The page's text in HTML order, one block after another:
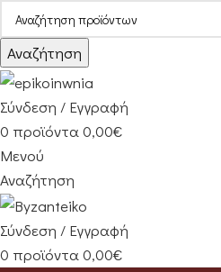
Αναζήτηση
Σύνδεση / Εγγραφή
0 προϊόντα0,00€
Μενού
Αναζήτηση
Σύνδεση / Εγγραφή
0 προϊόντα0,00€